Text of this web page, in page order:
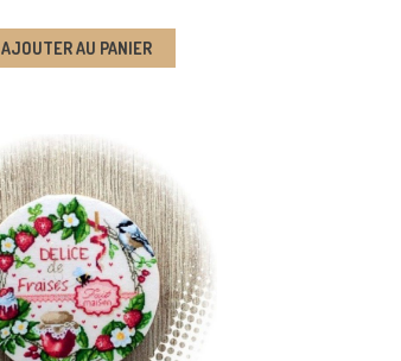
AJOUTER AU PANIER